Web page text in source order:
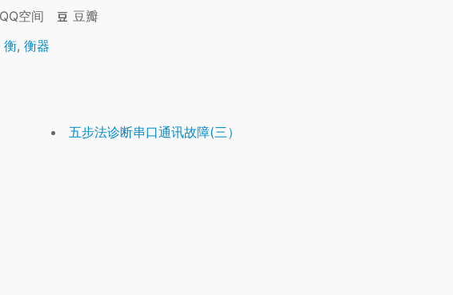
QQ空间
豆瓣
衡, 衡器
五步法诊断串口通讯故障(三）